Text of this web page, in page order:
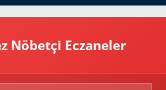
Nöbetçi Eczaneler